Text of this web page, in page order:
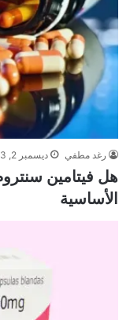
رغد مطفي ديسمبر 2, 2023
هل فيتامين
الأساسية